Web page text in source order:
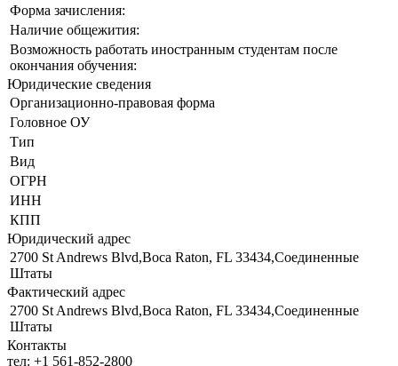
Форма зачисления:
Наличие общежития:
Возможность работать иностранным студентам после
окончания обучения:
Юридические сведения
Организационно-правовая форма
Головное ОУ
Тип
Вид
ОГРН
ИНН
КПП
Юридический адрес
2700 St Andrews Blvd,Boca Raton, FL 33434,Соединенные
Штаты
Фактический адрес
2700 St Andrews Blvd,Boca Raton, FL 33434,Соединенные
Штаты
Контакты
тел: +1 561-852-2800